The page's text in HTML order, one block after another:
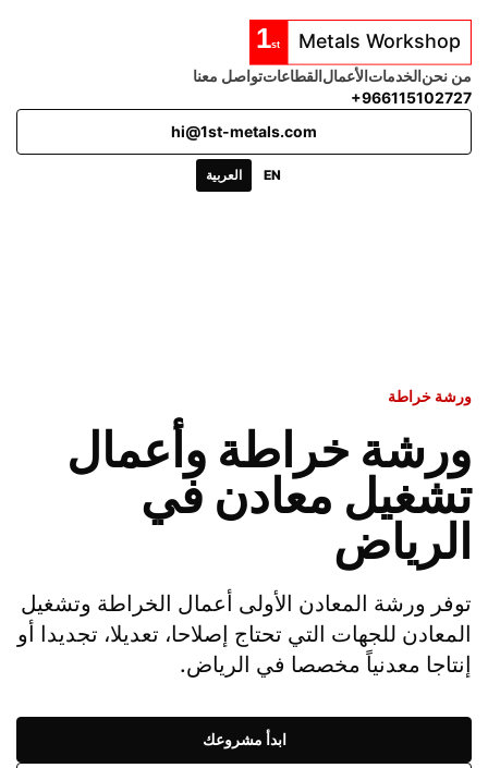
من نحنالخدماتالأعمالالقطاعاتتواصل معنا
+966115102727
hi@1st-metals.com
EN العربية
ورشة خراطة
ورشة خراطة وأعمال
تشغيل معادن في
الرياض
توفر ورشة المعادن الأولى أعمال الخراطة وتشغيل
المعادن للجهات التي تحتاج إصلاحا، تعديلا، تجديدا أو
إنتاجا معدنياً مخصصا في الرياض.
ابدأ مشروعك